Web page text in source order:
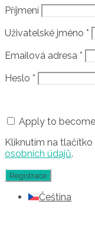
Příjmení
Uživatelské jméno *
Emailová adresa *
Heslo *
Apply to
Kliknutím na
osobních údajů.
Čeština